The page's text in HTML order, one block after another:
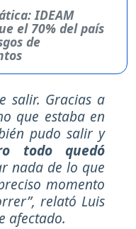
IDEAM
el 70% del país
de
salir. Gracias a
que estaba en
pudo salir y
todo quedó
nada de lo que
momento
relató Luis
afectado.